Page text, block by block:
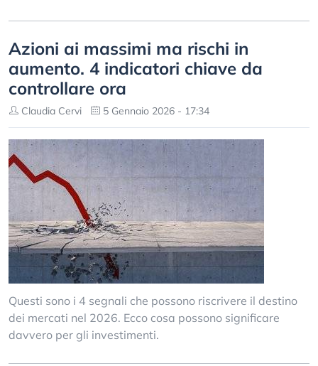
Azioni ai massimi ma rischi in
aumento. 4 indicatori chiave da
controllare ora
Claudia Cervi 5 Gennaio 2026 - 17:34
Questi sono i 4 segnali che possono riscrivere il destino
dei mercati nel 2026. Ecco cosa possono significare
davvero per gli investimenti.